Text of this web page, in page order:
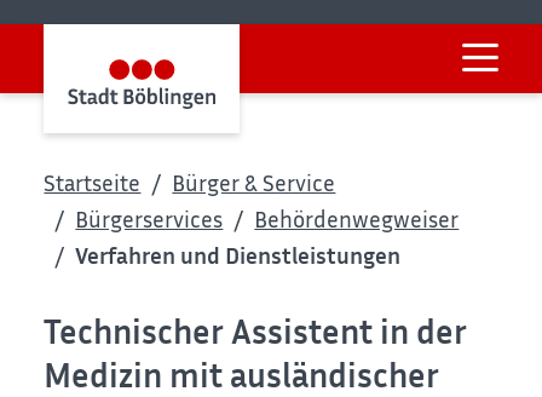
Startseite
Bürger & Service
Bürgerservices
Behördenwegweiser
Verfahren und Dienstleistungen
Technischer Assistent in der
Medizin mit ausländischer